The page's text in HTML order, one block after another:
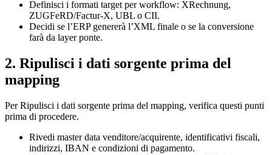
Definisci i formati target per workflow: XRechnung,
ZUGFeRD/Factur-X, UBL o CII.
Decidi se l’ERP genererà l’XML finale o se la conversione
farà da layer ponte.
2. Ripulisci i dati sorgente prima del
mapping
Per Ripulisci i dati sorgente prima del mapping, verifica questi punti
prima di procedere.
Rivedi master data venditore/acquirente, identificativi fiscali,
indirizzi, IBAN e condizioni di pagamento.